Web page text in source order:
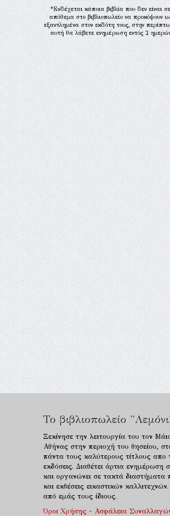
*Ενδέχεται κάποια βιβλία που δεν είναι σε
απόθεμα στο βιβλιοπωλείο να προκύψουν
εξαντλημένα στον εκδότη τους, στην
αυτή θα λάβετε ενημέρωση εντός 2
Το βιβλιοπωλείο
Ξεκίνησε την λειτουργία του τον
Αθήνας στην περιοχή του θησείου,
πάντα τους καλύτερους τίτλους απο
εκδόσεις. Διαθέτει άρτια
και οργανώνει σε τακτά διαστήματα
και εκθέσεις εικαστικών
από εμάς τους ίδιους.
Όροι Χρήσης - Ασφάλεια